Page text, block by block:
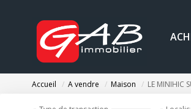
Accueil A vendre Maison LE MINIHIC